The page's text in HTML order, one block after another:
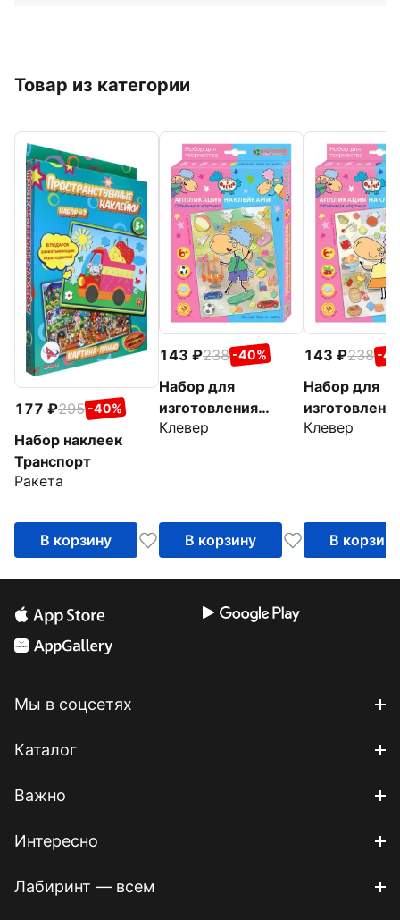
Товар из категории
177 295 -40%
Набор наклеек
Транспорт
Ракета
В корзину
143 238 -40%
Набор для
изготовления
картины Барашек
Клевер
В корзину
143 238 -
Набор для
картины
Клевер
В корзину
Мы в соцсетях
Каталог
Важно
Интересно
Лабиринт — всем